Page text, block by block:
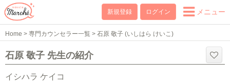
新規登録 ログイン メニュー
Home > 専門カウンセラー一覧 > 石原 敬子 (いしはら けいこ)
石原 敬子 先生の紹介
イシハラ ケイコ